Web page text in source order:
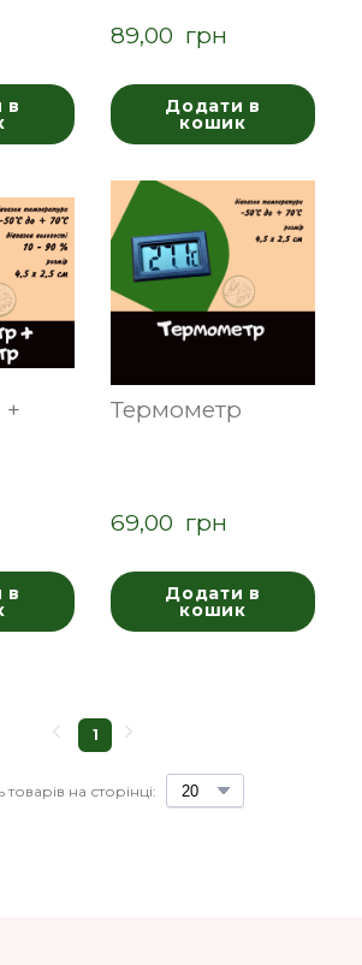
в
89,00  грн
Додати в
кошик
в
Термометр
69,00  грн
Додати в
кошик
товарів на сторінці:
1